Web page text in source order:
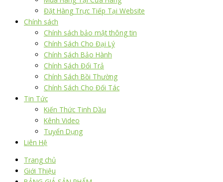
Đặt Hàng Trực Tiếp Tại Website
Chính sách
Chính sách bảo mật thông tin
Chính Sách Cho Đại Lý
Chính Sách Bảo Hành
Chính Sách Đổi Trả
Chính Sách Bồi Thường
Chính Sách Cho Đối Tác
Tin Tức
Kiến Thức Tinh Dầu
Kênh Video
Tuyển Dụng
Liên Hệ
Trang chủ
Giới Thiệu